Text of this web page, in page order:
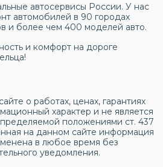
автосервисы России. У нас
автомобилей в 90 городах
и более чем 400 моделей авто.
и комфорт на дороге
о работах, ценах, гарантиях
характер и не является
положениями ст. 437
на данном сайте информация
в любое время без
уведомления.